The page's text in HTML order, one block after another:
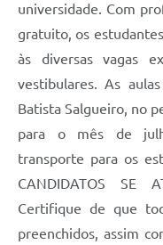
universidade. Com
gratuito, os
às diversas vagas
vestibulares. As
Batista Salgueiro, no
para o mês de
transporte para os
CANDIDATOS SE
Certifique de que
preenchidos, assim